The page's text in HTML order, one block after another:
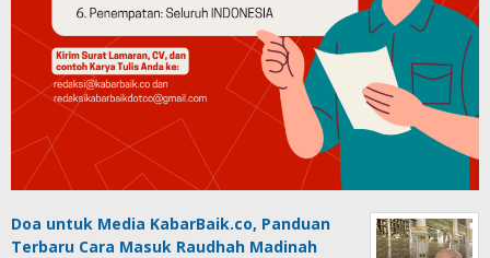
Doa untuk Media KabarBaik.co, Panduan
Terbaru Cara Masuk Raudhah Madinah